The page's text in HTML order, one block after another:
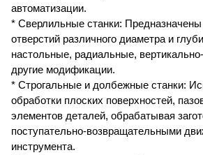
автоматизации.
* Сверлильные станки:
отверстий различного диаметра и
настольные, радиальные,
другие модификации.
* Строгальные и долбежные станки:
обработки плоских поверхностей,
элементов деталей, обрабатывая
поступательно-возвращательными
инструмента.